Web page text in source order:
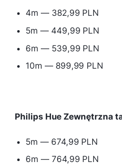
4m — 382,99 PLN
5m — 449,99 PLN
6m — 539,99 PLN
10m — 899,99 PLN
Philips Hue Zewnętrzna
5m — 674,99 PLN
6m — 764,99 PLN